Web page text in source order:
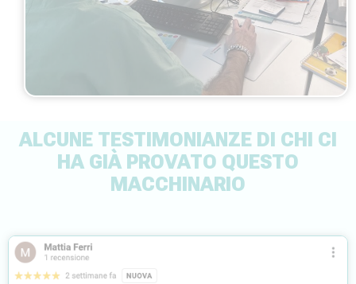
ALCUNE TESTIMONIANZE DI CHI CI
HA GIÀ PROVATO QUESTO
MACCHINARIO